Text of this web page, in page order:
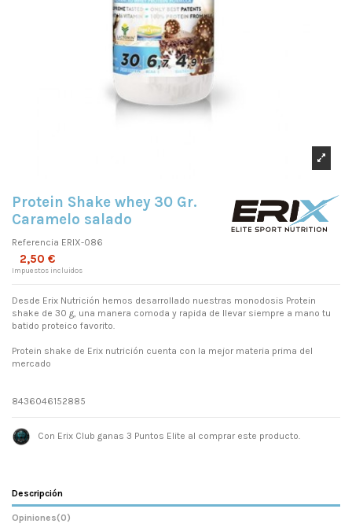
Protein Shake whey 30 Gr.
Caramelo salado
Referencia ERIX-086
2,50 €
Impuestos incluidos
Desde Erix Nutrición hemos desarrollado nuestras monodosis Protein
shake de 30 g, una manera comoda y rapida de llevar siempre a mano tu
batido proteico favorito.
Protein shake de Erix nutrición cuenta con la mejor materia prima del
mercado
8436046152885
Con Erix Club ganas 3 Puntos Elite al comprar este producto.
Descripción
Opiniones(0)